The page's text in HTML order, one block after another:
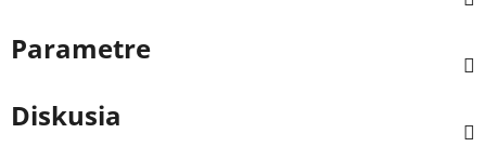
Parametre
Diskusia